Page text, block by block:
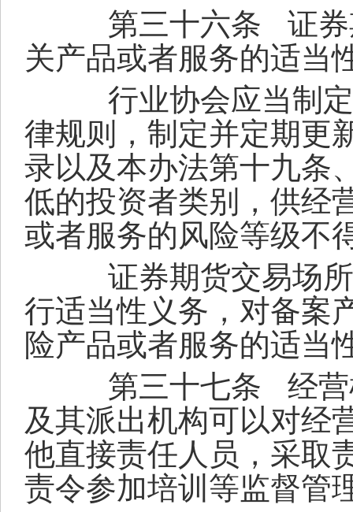
第三十六条
证
关产品或者服务的适当
行业协会应当制定
律规则，制定并定期更
录以及本办法第十九条
低的投资者类别，供经
或者服务的风险等级不
证券期货交易场所
行适当性义务，对备案
险产品或者服务的适当
第三十七条
经
及其派出机构可以对经
他直接责任人员，采取
责令参加培训等监督管